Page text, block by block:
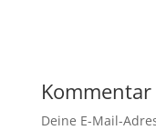
Deine E-Mail-